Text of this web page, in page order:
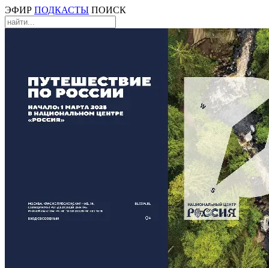
ЭФИР ПОДКАСТЫ ПОИСК